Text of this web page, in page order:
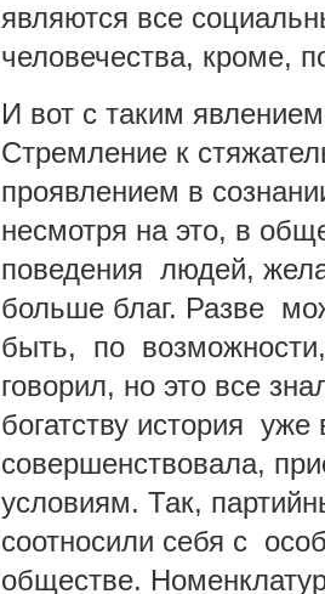
являются все
человечества, кроме,
И вот с таким
Стремление к
проявлением в
несмотря на это, в
поведения людей,
больше благ. Разве
быть, по
говорил, но это все
богатству история
совершенствовала,
условиям. Так,
соотносили себя с
обществе.